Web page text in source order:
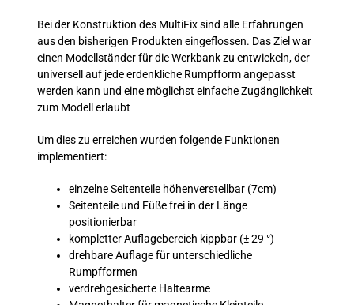
Bei der Konstruktion des MultiFix sind alle Erfahrungen
aus den bisherigen Produkten eingeflossen. Das Ziel war
einen Modellständer für die Werkbank zu entwickeln, der
universell auf jede erdenkliche Rumpfform angepasst
werden kann und eine möglichst einfache Zugänglichkeit
zum Modell erlaubt
Um dies zu erreichen wurden folgende Funktionen
implementiert:
einzelne Seitenteile höhenverstellbar (7cm)
Seitenteile und Füße frei in der Länge
positionierbar
kompletter Auflagebereich kippbar (± 29 °)
drehbare Auflage für unterschiedliche
Rumpfformen
verdrehgesicherte Haltearme